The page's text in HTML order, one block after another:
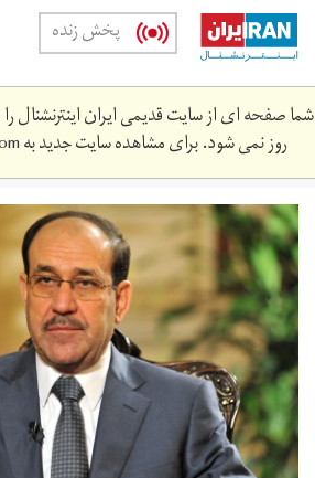
Skip
main
content
پخش زنده
شما صفحه ای از سایت قدیمی ایران اینترنشنال
روز نمی شود. برای مشاهده سایت جدید به
malaki.jpg